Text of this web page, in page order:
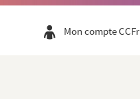
Mon compte CCFr